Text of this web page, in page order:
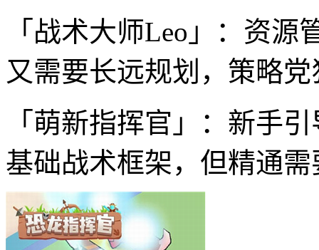
「战术大师Leo」：资
又需要长远规划，策略党
「萌新指挥官」：新手
基础战术框架，但精通